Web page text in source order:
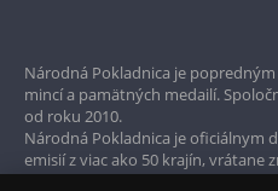
Replika10 Kčs bankovky
kolekcie replík
v skutočnosti platilo
Občianskeho zákonníka
predpisov. Všeobecné
Národnej Pokladnice
60 rokov vesmírneho
2021
Výročná medaila z 1 kg
Garancia najvyššej kvality
Iba originálne produkty
Národná Pokladnica je
mincí a pamätných medailí.
od roku 2010.
Národná Pokladnica je oficiálnym
emisií z viac ako 50 krajín,